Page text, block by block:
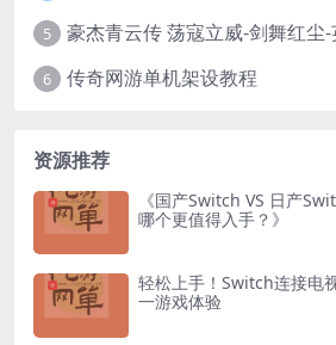
5 豪杰青云传 荡寇立威-剑舞红尘
6 传奇网游单机架设教程
资源推荐
《国产Switch VS 日产
哪个更值得入手？》
轻松上手！Switch连接电
一游戏体验